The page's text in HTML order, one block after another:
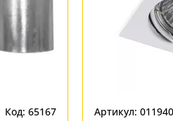
Код: 65167 Артикул: 011940